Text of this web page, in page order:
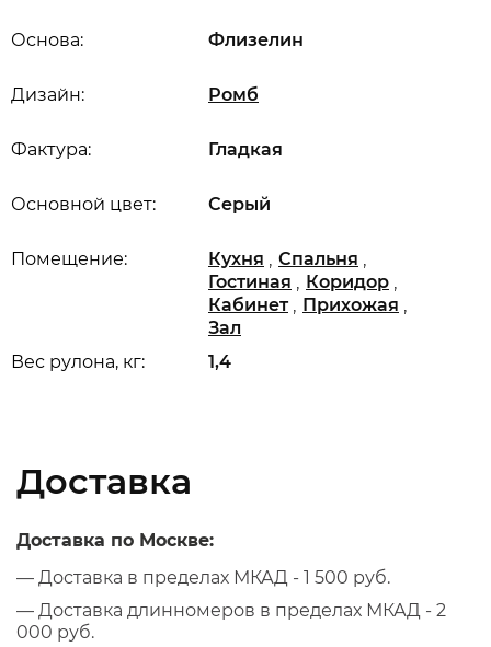
Вес рулона, кг: 1,4
Основной цвет: Серый
Дизайн: Ромб
Основа: Флизелин
Помещение: Кухня , Спальня ,
Гостиная , Коридор ,
Кабинет , Прихожая ,
Зал
Фактура: Гладкая
Доставка
Доставка по Москве:
— Доставка в пределах МКАД - 1 500 руб.
— Доставка длинномеров в пределах МКАД - 2
000 руб.